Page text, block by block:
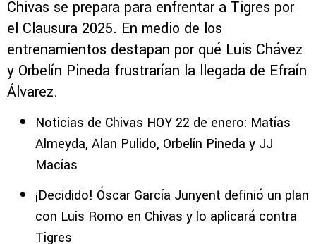
Chivas se prepara para enfrentar a Tigres por
el Clausura 2025. En medio de los
entrenamientos destapan por qué Luis Chávez
y Orbelín Pineda frustrarían la llegada de Efraín
Álvarez.
Noticias de Chivas HOY 22 de enero: Matías
Almeyda, Alan Pulido, Orbelín Pineda y JJ
Macías
¡Decidido! Óscar García Junyent definió un plan
con Luis Romo en Chivas y lo aplicará contra
Tigres